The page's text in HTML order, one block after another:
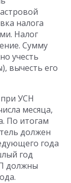
налога
Налог
Сумму
учесть
вычесть его
УСН
месяца,
По итогам
должен
года
год
должны